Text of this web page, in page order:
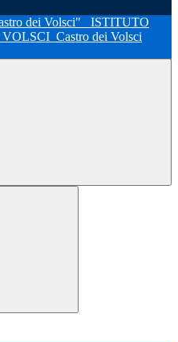
ISTITUTO
VOLSCI Castro dei Volsci